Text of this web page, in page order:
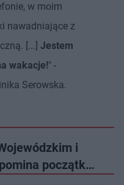
w moim
nawadniające z
[...] Jestem
wakacje!" -
Serowska.
i
początk…